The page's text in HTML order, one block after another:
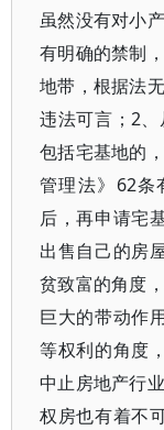
虽然没有对小
有明确的禁制
地带，根据法
违法可言；2
包括宅基地的
管理法》62条
后，再申请宅
出售自己的房
贫致富的角度
巨大的带动作
等权利的角度
中止房地产行
权房也有着不